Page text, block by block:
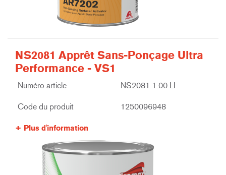
NS2081 Apprêt Sans-Ponçage Ultra
Performance - VS1
Numéro article NS2081 1.00 LI
Code du produit 1250096948
Plus d'information